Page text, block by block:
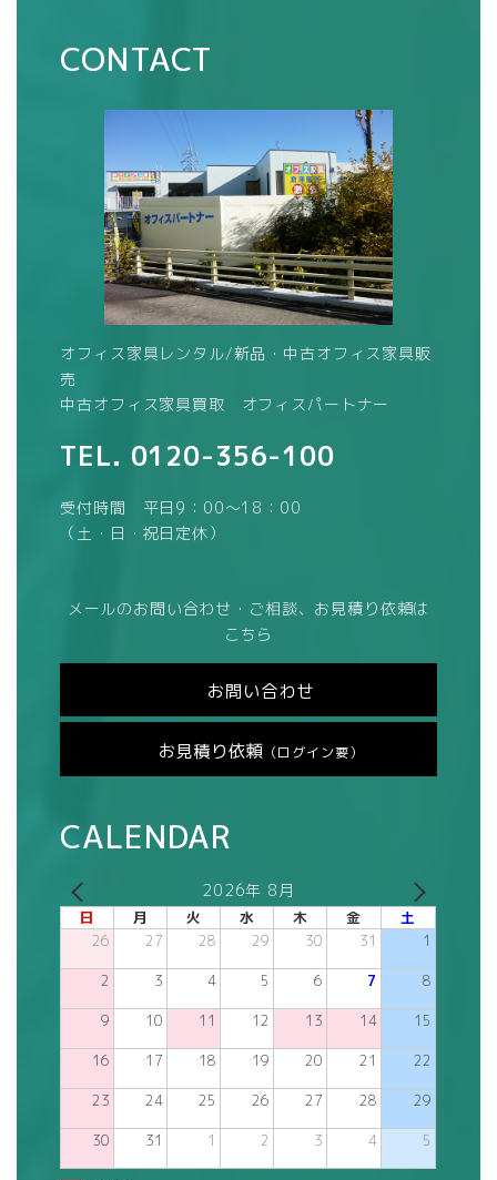
CONTACT
オフィス家具レンタル/新品・中古オフィス家具販
売
中古オフィス家具買取 オフィスパートナー
TEL. 0120-356-100
受付時間 平日9：00～18：00
（土・日・祝日定休）
メールのお問い合わせ・ご相談、お見積り依頼は
こちら
お問い合わせ
お見積り依頼 （ログイン要）
CALENDAR
2026年 8月
日 月 火 水 木 金 土
26 27 28 29 30 31 1
2 3 4 5 6 7 8
9 10 11 12 13 14 15
16 17 18 19 20 21 22
23 24 25 26 27 28 29
30 31 1 2 3 4 5